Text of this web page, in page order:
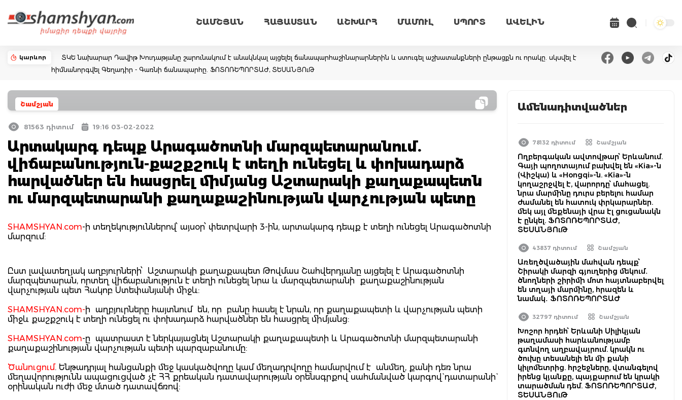
ՇԱՄՇՅԱՆ ՀԱՅԱՍՏԱՆ ԱՇԽԱՐՀ ՄԱՄՈՒԼ ՍՊՈՐՏ ԱՎԵԼԻՆ
կարևոր
ՏԿԵ նախարար Դավիթ Խուդաթյանը շարունակում է անակնկալ այցելել ճանապարհաշինարարներին և ստուգել աշխատանքների ընթացքն ու որակը. սկսվել է
հիմնանորգվել Գեղադիր - Գառնի ճանապարհը. ՖՈՏՈՌԵՊՈՐՏԱԺ, ՏԵՍԱՆՅՈւԹ
Շամշյան
81563 դիտում 19:16 03-02-2022
Արտակարգ դեպք Արագածոտնի մարզպետարանում.
վիճաբանություն-քաշքշուկ է տեղի ունեցել և փոխադարձ
հարվածներ են հասցրել միմյանց Աշտարակի քաղաքապետն
ու մարզպետարանի քաղաքաշինության վարչության պետը
SHAMSHYAN.com-ի տեղեկություններով՝ այսօր՝ փետրվարի 3-ին, արտակարգ դեպք է տեղի ունեցել Արագածոտնի
մարզում:
Ըստ լավատեղյակ աղբյուրների՝ Աշտարակի քաղաքապետ Թովմաս Շահվերդյանը այցելել է Արագածոտնի
մարզպետարան, որտեղ վիճաբանություն է տեղի ունեցել նրա և մարզպետարանի քաղաքաշինության
վարչության պետ Հակոբ Ստեփանյանի միջև:
SHAMSHYAN.com-ի աղբյուրները հայտնում են, որ բանը հասել է նրան, որ քաղաքապետի և վարչության պետի
միջև քաշքշուկ է տեղի ունեցել ու փոխադարձ հարվածներ են հասցրել միմյանց:
SHAMSHYAN.com-ը պատրաստ է ներկայացնել Աշտարակի քաղաքապետի և Արագածոտնի մարզպետարանի
քաղաքաշինության վարչության պետի պարզաբանումը:
Ծանուցում. Ենթադրյալ հանցանքի մեջ կասկածվողը կամ մեղադրվողը համարվում է անմեղ, քանի դեռ նրա
մեղավորությունն ապացուցված չէ ՀՀ քրեական դատավարության օրենսգրքով սահմանված կարգով` դատարանի`
օրինական ուժի մեջ մտած դատավճռով:
Ամենադիտվածներ
78132 դիտում Շամշյան
Ողբերգական ավտովթար՝ Երևանում.
Գայի պողոտայում բախվել են «Kia»-ն
(Վիշկա) և «Hongqi»-ն. «Kia»-ն
կողաշրջվել է, վարորդը՝ մահացել.
նրա մարմինը դուրս բերելու համար
ժամանել են հատուկ փրկարարներ.
մեկ այլ մեքենայի վրա էլ ցուցանակն
է ընկել. ՖՈՏՈՌԵՊՈՐՏԱԺ,
ՏԵՍԱՆՅՈւԹ
43837 դիտում Շամշյան
Առեղծվածային մահվան դեպք՝
Շիրակի մարզի գյուղերից մեկում․
ծնողների շիրիմի մոտ հայտնաբերվել
են տղայի մարմինը, հրազեն և
նամակ․ ՖՈՏՈՌԵՊՈՐՏԱԺ
32797 դիտում Շամշյան
Խոշոր հրդեհ՝ Երևանի Սիլիկյան
թաղամասի հարևանությամբ
գտնվող աղբավայրում. կրակն ու
ծուխը տեսանելի են մի քանի
կիլոմետրից. հրշեջները, վտանգելով
իրենց կյանքը, պայքարում են կրակի
տարածման դեմ. ՖՈՏՈՌԵՊՈՐՏԱԺ,
ՏԵՍԱՆՅՈւԹ